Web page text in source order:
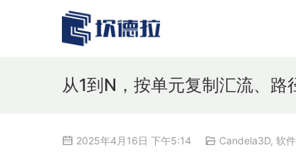
从1到N，按单元复制汇流、路
2025年4月16日 下午5:14 Candela3D, 软